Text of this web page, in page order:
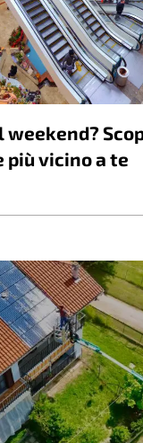
weekend?
più vicino a te